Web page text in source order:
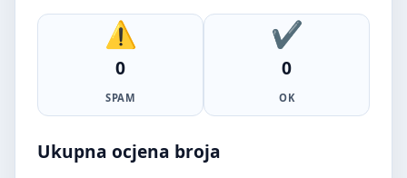
0
SPAM
0
OK
Ukupna ocjena broja